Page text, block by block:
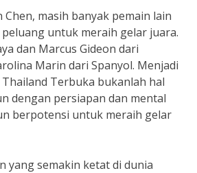
Chen, masih banyak pemain lain
untuk meraih gelar juara.
dan Marcus Gideon dari
Marin dari Spanyol. Menjadi
Terbuka bukanlah hal
dengan persiapan dan mental
berpotensi untuk meraih gelar
yang semakin ketat di dunia